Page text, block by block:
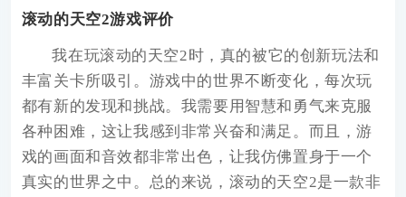
滚动的天空2游戏评价
我在玩滚动的天空2时，真的被它的创新玩法和
丰富关卡所吸引。游戏中的世界不断变化，每次玩
都有新的发现和挑战。我需要用智慧和勇气来克服
各种困难，这让我感到非常兴奋和满足。而且，游
戏的画面和音效都非常出色，让我仿佛置身于一个
真实的世界之中。总的来说，滚动的天空2是一款非